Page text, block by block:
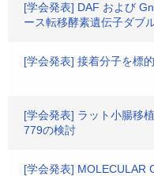
[学会発表] DAF および
ース転移酵素遺伝子ダブ
[学会発表] 接着分子を標
[学会発表] ラット小腸移
779の検討
[学会発表] MOLECULAR